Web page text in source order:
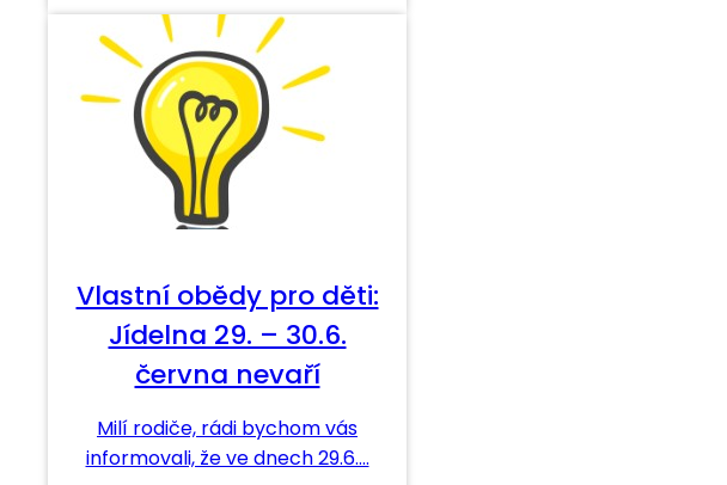
Vlastní obědy pro děti:
Jídelna 29. – 30.6.
června nevaří
Milí rodiče, rádi bychom vás
informovali, že ve dnech 29.6.…